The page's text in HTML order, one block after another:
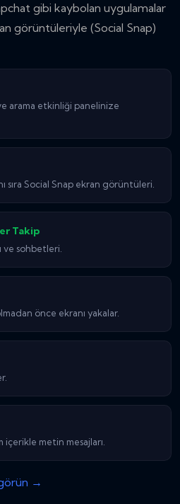
gibi kaybolan uygulamalar
görüntüleriyle (Social Snap)
arama etkinliği panelinize
sıra Social Snap ekran görüntüleri.
Takip
ve sohbetleri.
önce ekranı yakalar.
içerikle metin mesajları.
→